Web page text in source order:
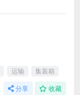
运输 集装箱
分享 收藏